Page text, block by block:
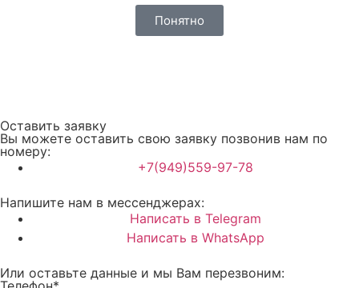
Понятно
Оставить заявку
Вы можете оставить свою заявку позвонив нам по
номеру:
+7(949)559-97-78
Напишите нам в мессенджерах:
Написать в Telegram
Написать в WhatsApp
Или оставьте данные и мы Вам перезвоним: